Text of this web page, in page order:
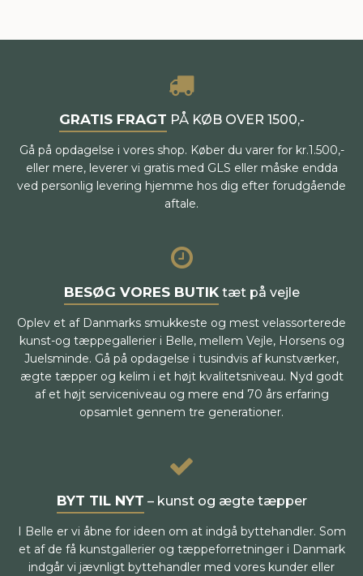
GRATIS FRAGT PÅ KØB OVER 1500,-
Gå på opdagelse i vores shop. Køber du varer for kr.1.500,-
eller mere, leverer vi gratis med GLS eller måske endda
ved personlig levering hjemme hos dig efter forudgående
aftale.
BESØG VORES BUTIKtæt på vejle
Oplev et af Danmarks smukkeste og mest velassorterede
kunst-og tæppegallerier i Belle, mellem Vejle, Horsens og
Juelsminde. Gå på opdagelse i tusindvis af kunstværker,
ægte tæpper og kelim i et højt kvalitetsniveau. Nyd godt
af et højt serviceniveau og mere end 70 års erfaring
opsamlet gennem tre generationer.
BYT TIL NYT – kunst og ægte tæpper
I Belle er vi åbne for ideen om at indgå byttehandler. Som
et af de få kunstgallerier og tæppeforretninger i Danmark
indgår vi jævnligt byttehandler med vores kunder eller